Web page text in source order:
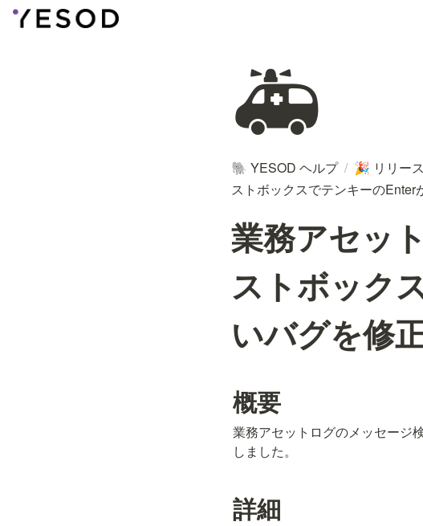
🚑
🐘 YESOD ヘルプ / 🎉 リリー
ストボックスでテンキーのEnter
業務アセッ
ストボック
いバグを修
概要
業務アセットログのメッセージ
しました。
詳細